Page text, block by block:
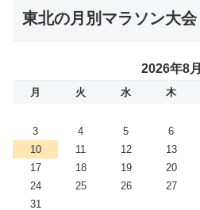
東北の月別マラソン大会
2026年8月
月 火 水 木
3
4 5 6
10
11 12 13
17
18 19 20
24
25 26 27
31